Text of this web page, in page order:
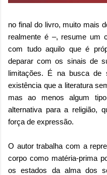
no final do livro, muito mais
realmente é –, resume um
com tudo aquilo que é
deparar com os sinais de
limitações. É na busca de
existência que a literatura
mas ao menos algum
alternativa para a religião,
força de expressão.
O autor trabalha com a
corpo como matéria-prima
os estados da alma dos